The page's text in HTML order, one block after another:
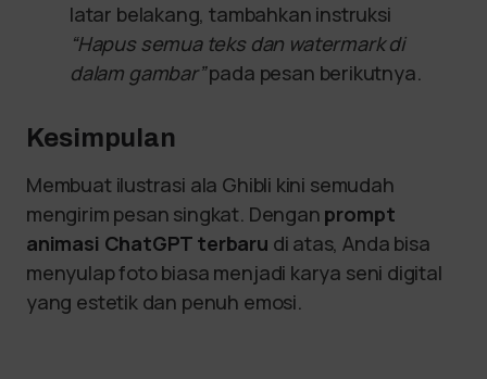
latar belakang, tambahkan instruksi
“Hapus semua teks dan watermark di
dalam gambar”pada pesan berikutnya.
Kesimpulan
Membuat ilustrasi ala Ghibli kini semudah
mengirim pesan singkat. Dengan prompt
animasi ChatGPT terbaru di atas, Anda bisa
menyulap foto biasa menjadi karya seni digital
yang estetik dan penuh emosi.